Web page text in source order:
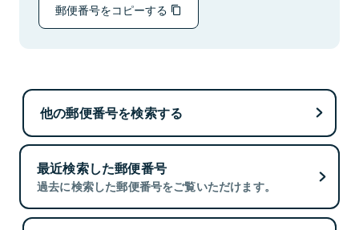
郵便番号をコピーする
他の郵便番号を検索する
最近検索した郵便番号
過去に検索した郵便番号をご覧いただけます。